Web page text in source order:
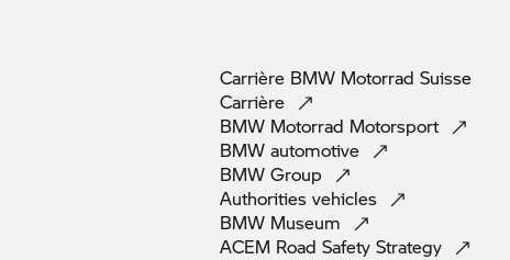
Carrière BMW Motorrad Suisse
Carrière
BMW Motorrad Motorsport
BMW automotive
BMW Group
Authorities vehicles
BMW Museum
ACEM Road Safety Strategy